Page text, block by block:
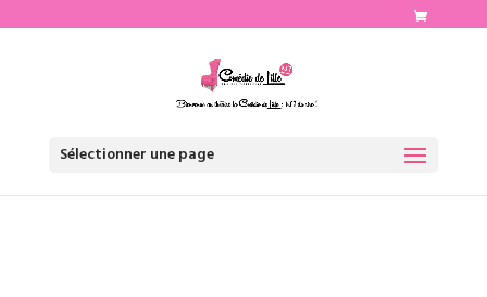
Sélectionner une page